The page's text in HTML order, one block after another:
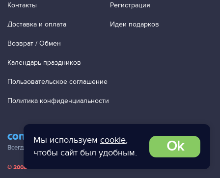
Мы используем cookie,
чтобы сайт был удобным.
Ok
contact@ac-studio.ru
Всегда отвечаем на ваши письма!
Контакты
Доставка и оплата
Возврат / Обмен
Календарь праздников
Пользовательское соглашение
Политика конфиденциальности
Регистрация
Идеи подарков
© 2004 — 2026